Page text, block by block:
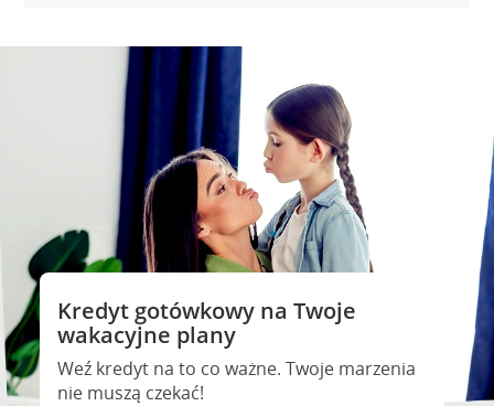
Kredyt gotówkowy na Twoje
wakacyjne plany
Weź kredyt na to co ważne. Twoje marzenia
nie muszą czekać!